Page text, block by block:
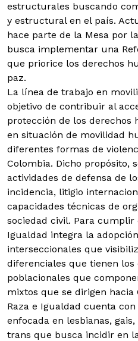
estructurales buscando
y estructural en el país.
hace parte de la Mesa por
busca implementar una
que priorice los derechos
paz.
La línea de trabajo en
objetivo de contribuir al
protección de los derechos
en situación de movilidad
diferentes formas de
Colombia. Dicho propósito,
actividades de defensa de
incidencia, litigio
capacidades técnicas de
sociedad civil. Para cumplir
Igualdad integra la
interseccionales que
diferenciales que tienen
poblacionales que
mixtos que se dirigen hacia
Raza e Igualdad cuenta
enfocada en lesbianas,
trans que busca incidir en